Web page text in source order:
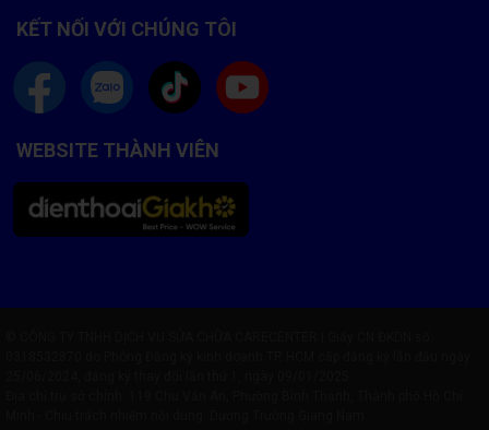
KẾT NỐI VỚI CHÚNG TÔI
WEBSITE THÀNH VIÊN